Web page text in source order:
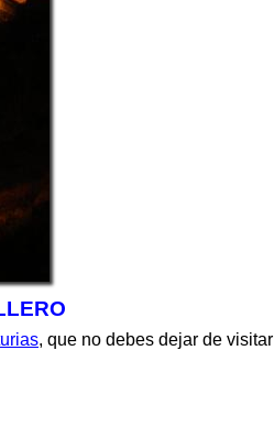
, que no debes dejar de visitar